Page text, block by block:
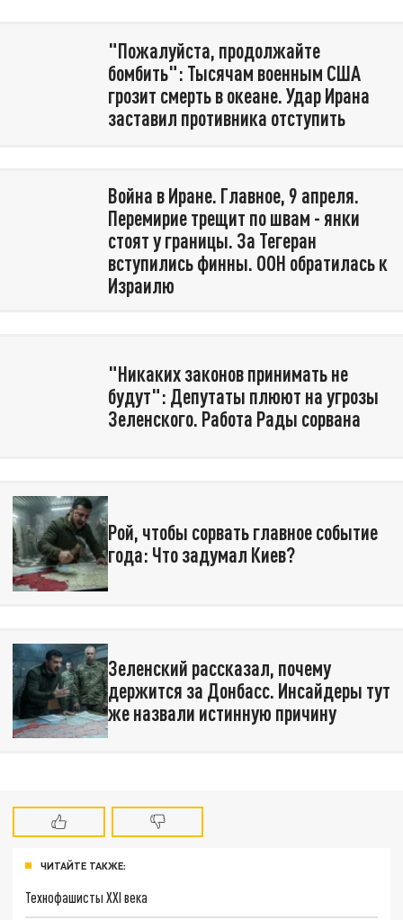
"Пожалуйста, продолжайте
бомбить": Тысячам военным США
грозит смерть в океане. Удар Ирана
заставил противника отступить
Война в Иране. Главное, 9 апреля.
Перемирие трещит по швам - янки
стоят у границы. За Тегеран
вступились финны. ООН обратилась к
Израилю
"Никаких законов принимать не
будут": Депутаты плюют на угрозы
Зеленского. Работа Рады сорвана
Рой, чтобы сорвать главное событие
года: Что задумал Киев?
Зеленский рассказал, почему
держится за Донбасс. Инсайдеры тут
же назвали истинную причину
ЧИТАЙТЕ ТАКЖЕ:
Технофашисты XXI века